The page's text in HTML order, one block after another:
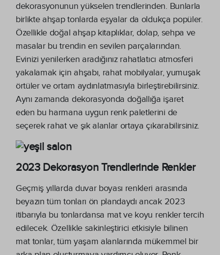
dekorasyonunun yükselen trendlerinden. Bunlarla
birlikte ahşap tonlarda eşyalar da oldukça popüler.
Özellikle doğal ahşap kitaplıklar, dolap, sehpa ve
masalar bu trendin en sevilen parçalarından.
Evinizi yenilerken aradığınız rahatlatıcı atmosferi
yakalamak için ahşabı, rahat mobilyalar, yumuşak
örtüler ve ortam aydınlatmasıyla birleştirebilirsiniz.
Aynı zamanda dekorasyonda doğallığa işaret
eden bu harmana uygun renk paletlerini de
seçerek rahat ve şık alanlar ortaya çıkarabilirsiniz.
2023 Dekorasyon Trendlerinde Renkler
Geçmiş yıllarda duvar boyası renkleri arasında
beyazın tüm tonları ön plandaydı ancak 2023
itibarıyla bu tonlardansa mat ve koyu renkler tercih
edilecek. Özellikle sakinleştirici etkisiyle bilinen
mat tonlar, tüm yaşam alanlarında mükemmel bir